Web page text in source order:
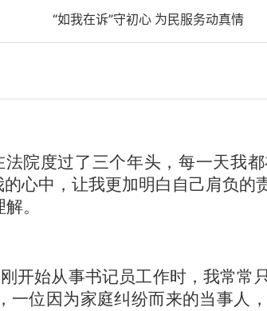
“如我在诉”守初心 为民服务动真情
院度过了三个年头，每一天我
心中，让我更加明白自己肩负
。
开始从事书记员工作时，我常常
一位因为家庭纠纷而来的当事人